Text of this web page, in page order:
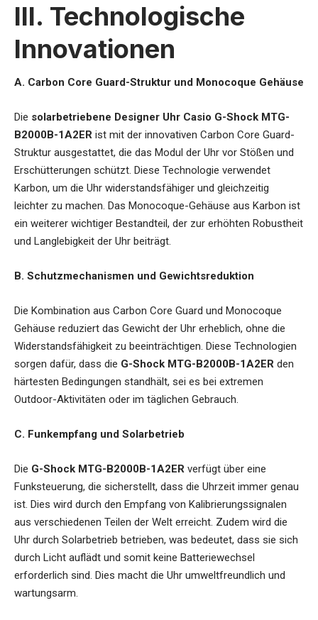
III. Technologische
Innovationen
A. Carbon Core Guard-Struktur und Monocoque Gehäuse
Die solarbetriebene Designer Uhr Casio G-Shock MTG-
B2000B-1A2ER ist mit der innovativen Carbon Core Guard-
Struktur ausgestattet, die das Modul der Uhr vor Stößen und
Erschütterungen schützt. Diese Technologie verwendet
Karbon, um die Uhr widerstandsfähiger und gleichzeitig
leichter zu machen. Das Monocoque-Gehäuse aus Karbon ist
ein weiterer wichtiger Bestandteil, der zur erhöhten Robustheit
und Langlebigkeit der Uhr beiträgt.
B. Schutzmechanismen und Gewichtsreduktion
Die Kombination aus Carbon Core Guard und Monocoque
Gehäuse reduziert das Gewicht der Uhr erheblich, ohne die
Widerstandsfähigkeit zu beeinträchtigen. Diese Technologien
sorgen dafür, dass die G-Shock MTG-B2000B-1A2ER den
härtesten Bedingungen standhält, sei es bei extremen
Outdoor-Aktivitäten oder im täglichen Gebrauch.
C. Funkempfang und Solarbetrieb
Die G-Shock MTG-B2000B-1A2ER verfügt über eine
Funksteuerung, die sicherstellt, dass die Uhrzeit immer genau
ist. Dies wird durch den Empfang von Kalibrierungssignalen
aus verschiedenen Teilen der Welt erreicht. Zudem wird die
Uhr durch Solarbetrieb betrieben, was bedeutet, dass sie sich
durch Licht auflädt und somit keine Batteriewechsel
erforderlich sind. Dies macht die Uhr umweltfreundlich und
wartungsarm.